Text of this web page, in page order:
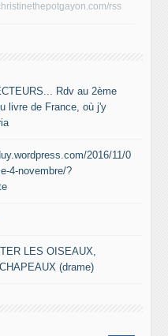
rss
Rdv au 2ème
livre de France, où j'y
2016/11/0
4-novembre/?
LES OISEAUX,
(drame)